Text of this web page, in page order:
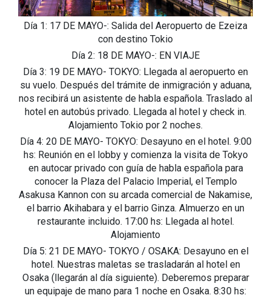
Día 1: 17 DE MAYO-: Salida del Aeropuerto de Ezeiza
con destino Tokio
Día 2: 18 DE MAYO-: EN VIAJE
Día 3: 19 DE MAYO- TOKYO: Llegada al aeropuerto en
su vuelo. Después del trámite de inmigración y aduana,
nos recibirá un asistente de habla española. Traslado al
hotel en autobús privado. Llegada al hotel y check in.
Alojamiento Tokio por 2 noches.
Día 4: 20 DE MAYO- TOKYO: Desayuno en el hotel. 9:00
hs: Reunión en el lobby y comienza la visita de Tokyo
en autocar privado con guía de habla española para
conocer la Plaza del Palacio Imperial, el Templo
Asakusa Kannon con su arcada comercial de Nakamise,
el barrio Akihabara y el barrio Ginza. Almuerzo en un
restaurante incluido. 17:00 hs: Llegada al hotel.
Alojamiento
Día 5: 21 DE MAYO- TOKYO / OSAKA: Desayuno en el
hotel. Nuestras maletas se trasladarán al hotel en
Osaka (llegarán al día siguiente). Deberemos preparar
un equipaje de mano para 1 noche en Osaka. 8:30 hs: